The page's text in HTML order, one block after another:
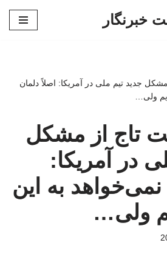
خبرنگار
مشکل جدید تیم ملی در آمریکا: اصلاً دلمان
ولی…
تاج از مشکل
در آمریکا:
نمی‌خواهد به این
ولی…